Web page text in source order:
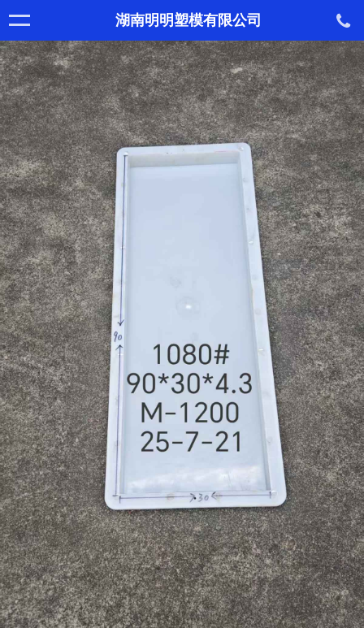
湖南明明塑模有限公司